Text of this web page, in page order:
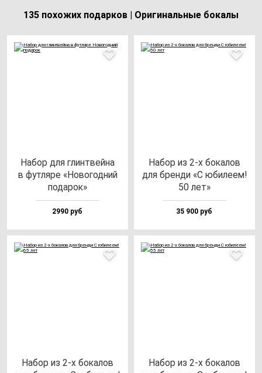
135 похожих подарков | Оригинальные бокалы
Набор для глин­твей­на
в фут­ля­ре «Ново­год­ний
по­да­рок»
2990 руб
Набор из 2-х бо­ка­лов
для брен­ди «С юби­ле­ем!
50 лет»
35 900 руб
Набор из 2-х бо­ка­лов
Набор из 2-х бо­ка­лов